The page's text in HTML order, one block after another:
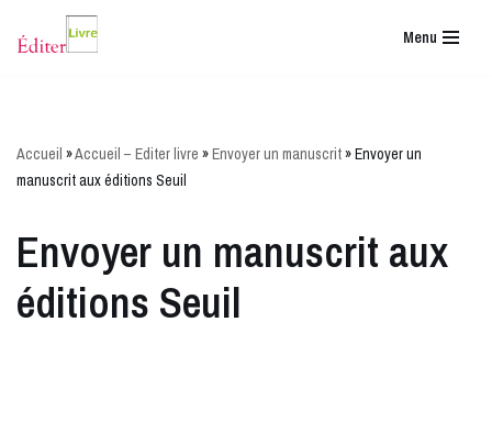
Aller
Menu
Accueil »Accueil – Editer livre »Envoyer un manuscrit»Envoyer un
manuscrit aux éditions Seuil
Envoyer un manuscrit aux
éditions Seuil